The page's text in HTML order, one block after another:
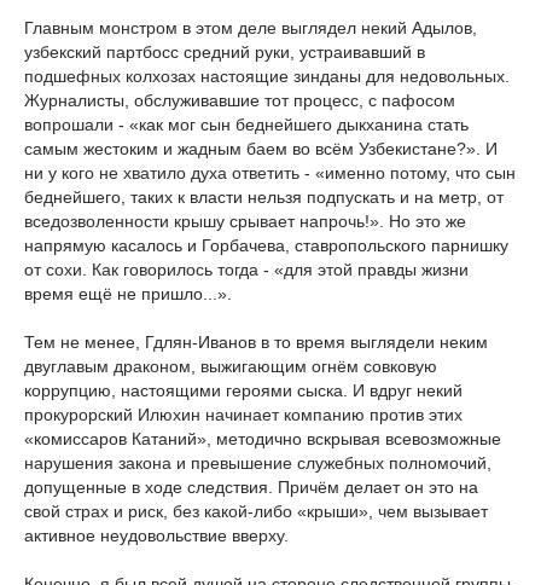
Главным монстром в этом деле выглядел некий Адылов,
узбекский партбосс средний руки, устраивавший в
подшефных колхозах настоящие зинданы для недовольных.
Журналисты, обслуживавшие тот процесс, с пафосом
вопрошали - «как мог сын беднейшего дыкханина стать
самым жестоким и жадным баем во всём Узбекистане?». И
ни у кого не хватило духа ответить - «именно потому, что сын
беднейшего, таких к власти нельзя подпускать и на метр, от
вседозволенности крышу срывает напрочь!». Но это же
напрямую касалось и Горбачева, ставропольского парнишку
от сохи. Как говорилось тогда - «для этой правды жизни
время ещё не пришло...».
Тем не менее, Гдлян-Иванов в то время выглядели неким
двуглавым драконом, выжигающим огнём совковую
коррупцию, настоящими героями сыска. И вдруг некий
прокурорский Илюхин начинает компанию против этих
«комиссаров Катаний», методично вскрывая всевозможные
нарушения закона и превышение служебных полномочий,
допущенные в ходе следствия. Причём делает он это на
свой страх и риск, без какой-либо «крыши», чем вызывает
активное неудовольствие вверху.